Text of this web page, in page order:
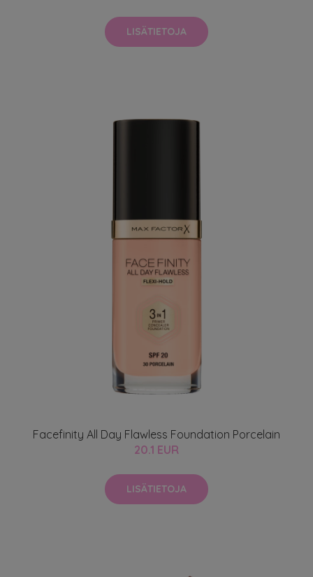
LISÄTIETOJA
Facefinity All Day Flawless Foundation Porcelain
20.1 EUR
LISÄTIETOJA